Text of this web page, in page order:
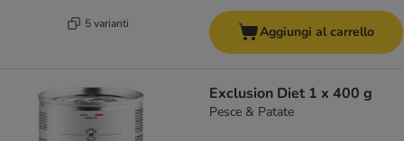
5 varianti
Aggiungi al carrello
Exclusion Diet 1 x 400 g
Pesce & Patate